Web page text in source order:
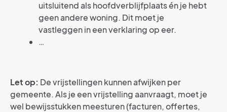
uitsluitend als hoofdverblijfplaats én je hebt
geen andere woning. Dit moet je
vastleggen in een verklaring op eer.
…
Let op: De vrijstellingen kunnen afwijken per
gemeente. Als je een vrijstelling aanvraagt, moet je
wel bewijsstukken meesturen (facturen, offertes,